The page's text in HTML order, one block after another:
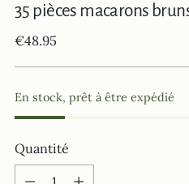
35 pièces macarons
Prix
€48.95
En stock, prêt à être expédié
Quantité
Quantité